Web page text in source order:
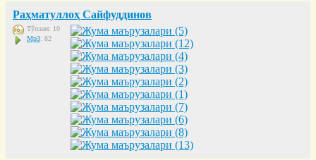
Раҳматуллоҳ Сайфуддинов
Тўплам: 10
Mp3: 82